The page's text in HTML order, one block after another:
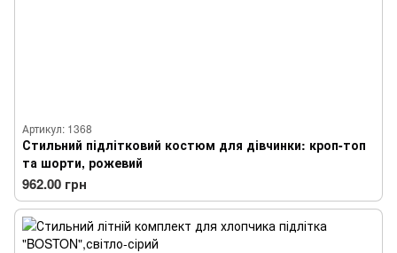
Артикул: 1368
Стильний підлітковий костюм для дівчинки: кроп-топ
та шорти, рожевий
962.00 грн